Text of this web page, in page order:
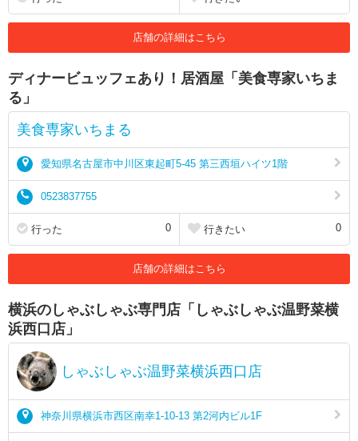
店舗の詳細はこちら
ディナービュッフェあり！居酒屋「美食専家いちま
る」
美食専家いちまる
愛知県名古屋市中川区東起町5-45 第三西垣ハイツ1階
0523837755
行った 0 行きたい 0
店舗の詳細はこちら
横浜のしゃぶしゃぶ専門店「しゃぶしゃぶ温野菜横
浜西口店」
しゃぶしゃぶ温野菜横浜西口店
神奈川県横浜市西区南幸1-10-13 第2河内ビル1F